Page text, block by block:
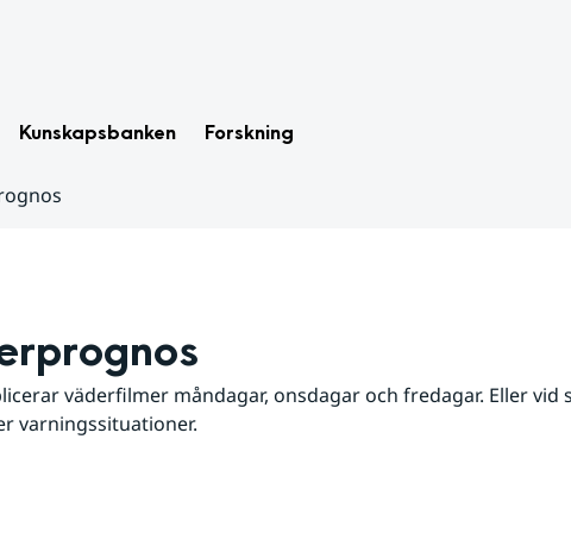
Kunskapsbanken Forskning
väderfilmer måndagar, onsdagar och fredagar. Eller vid
varningssituationer.